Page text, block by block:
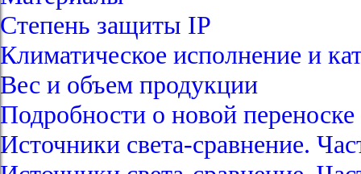
Степень защиты IP
Климатическое исполнение и
Вес и объем продукции
Подробности о новой
Источники света-сравнение.